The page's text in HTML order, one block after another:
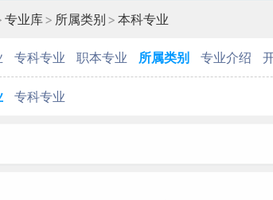
专业库> 所属类别 > 本科专业
专科专业 职本专业 所属类别 专业介绍
专科专业